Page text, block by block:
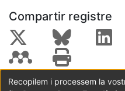
Compartir registre
Recopilem i processem la